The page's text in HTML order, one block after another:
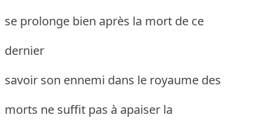
se prolonge bien après la mort de ce
dernier
savoir son ennemi dans le royaume des
morts ne suffit pas à apaiser la